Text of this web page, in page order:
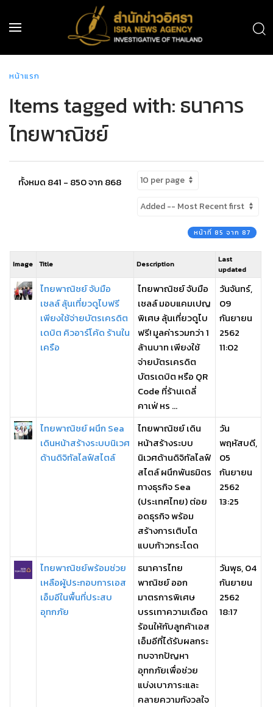
หน้าแรก
Items tagged with: ธนาคาร
ไทยพาณิชย์
ทั้งหมด 841 - 850 จาก 868
หน้าที่ 85 จาก 87
Image Title Description
Last
updated
ไทยพาณิชย์ จับมือ
เชลล์ ลุ้นเที่ยวดูไบฟรี
เพียงใช้จ่ายบัตรเครดิต
เดบิต คิวอาร์โค้ด ร้านใน
เครือ
ไทยพาณิชย์ จับมือ
เชลล์ มอบแคมเปญ
พิเศษ ลุ้นเที่ยวดูไบ
ฟรี! มูลค่ารวมกว่า 1
ล้านบาท เพียงใช้
จ่ายบัตรเครดิต
บัตรเดบิต หรือ QR
Code ที่ร้านเดลี่
คาเฟ่ หร ...
วันจันทร์,
09
กันยายน
2562
11:02
ไทยพาณิชย์ ผนึก Sea
เดินหน้าสร้างระบบนิเวศ
ด้านดิจิทัลไลฟ์สไตล์
ไทยพาณิชย์ เดิน
หน้าสร้างระบบ
นิเวศด้านดิจิทัลไลฟ์
สไตล์ ผนึกพันธมิตร
ทางธุรกิจ Sea
(ประเทศไทย) ต่อย
อดธุรกิจ พร้อม
สร้างการเติบโต
แบบก้าวกระโดด
วัน
พฤหัสบดี,
05
กันยายน
2562
13:25
ไทยพาณิชย์พร้อมช่วย
เหลือผู้ประกอบการเอส
เอ็มอีในพื้นที่ประสบ
อุทกภัย
ธนาคารไทย
พาณิชย์ ออก
มาตรการพิเศษ
บรรเทาความเดือด
ร้อนให้กับลูกค้าเอส
เอ็มอีที่ได้รับผลกระ
ทบจากปัญหา
อุทกภัยเพื่อช่วย
แบ่งเบาภาระและ
คลายความกังวลใจ
วันพุธ, 04
กันยายน
2562
18:17